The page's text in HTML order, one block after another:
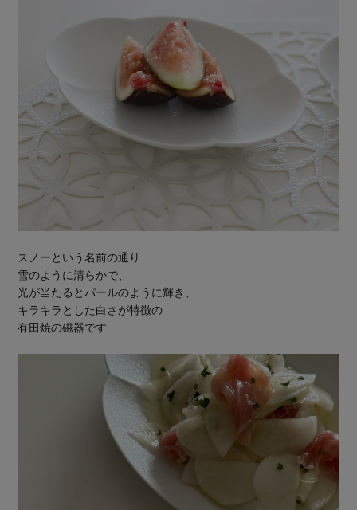
スノーという名前の通り
雪のように清らかで、
光が当たるとパールのように輝き、
キラキラとした白さが特徴の
有田焼の磁器です